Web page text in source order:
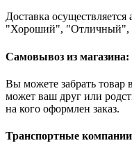
Доставка осуществляется
"Хороший",
Самовывоз из магазина:
Вы можете забрать товар
может ваш друг или
на кого оформлен заказ.
Транспортные